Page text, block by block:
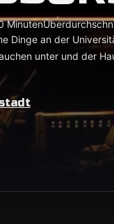
Minuten
Dinge an der
unter und der